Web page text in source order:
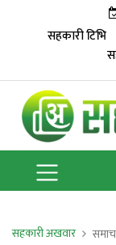
सहकारी टिभि
सहकारी अखवार